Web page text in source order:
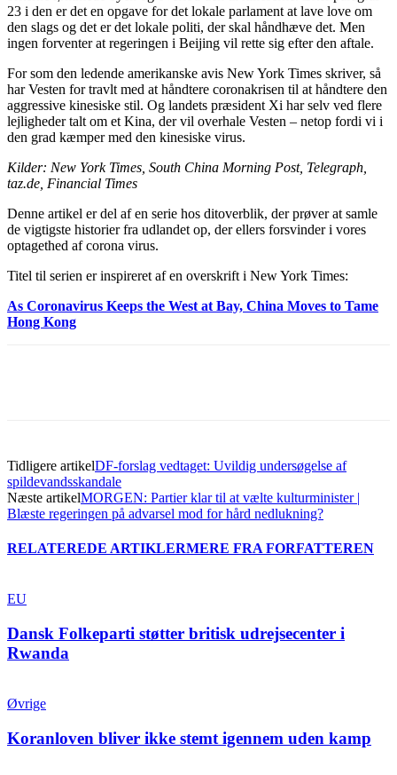
23 i den er det en opgave for det lokale parlament at lave love om
den slags og det er det lokale politi, der skal håndhæve det. Men
ingen forventer at regeringen i Beijing vil rette sig efter den aftale.
For som den ledende amerikanske avis New York Times skriver, så
har Vesten for travlt med at håndtere coronakrisen til at håndtere den
aggressive kinesiske stil. Og landets præsident Xi har selv ved flere
lejligheder talt om et Kina, der vil overhale Vesten – netop fordi vi i
den grad kæmper med den kinesiske virus.
Kilder: New York Times, South China Morning Post, Telegraph,
taz.de, Financial Times
Denne artikel er del af en serie hos ditoverblik, der prøver at samle
de vigtigste historier fra udlandet op, der ellers forsvinder i vores
optagethed af corona virus.
Titel til serien er inspireret af en overskrift i New York Times:
As Coronavirus Keeps the West at Bay, China Moves to Tame
Hong Kong
Tidligere artikelDF-forslag vedtaget: Uvildig undersøgelse af
spildevandsskandale
Næste artikelMORGEN: Partier klar til at vælte kulturminister |
Blæste regeringen på advarsel mod for hård nedlukning?
RELATEREDE ARTIKLERMERE FRA FORFATTEREN
EU
Dansk Folkeparti støtter britisk udrejsecenter i
Rwanda
Øvrige
Koranloven bliver ikke stemt igennem uden kamp